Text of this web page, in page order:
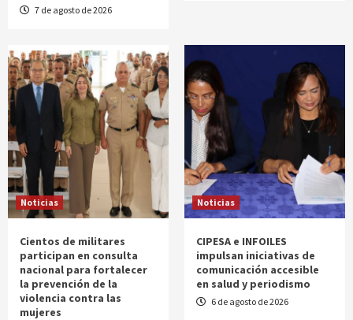
7 de agosto de 2026
Noticias
Cientos de militares
participan en consulta
nacional para fortalecer
la prevención de la
violencia contra las
mujeres
Noticias
CIPESA e INFOILES
impulsan iniciativas de
comunicación accesible
en salud y periodismo
6 de agosto de 2026